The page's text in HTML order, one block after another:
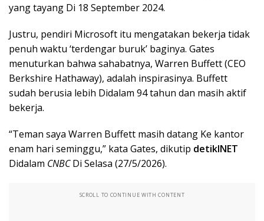
yang tayang Di 18 September 2024.
Justru, pendiri Microsoft itu mengatakan bekerja tidak
penuh waktu ‘terdengar buruk’ baginya. Gates
menuturkan bahwa sahabatnya, Warren Buffett (CEO
Berkshire Hathaway), adalah inspirasinya. Buffett
sudah berusia lebih Didalam 94 tahun dan masih aktif
bekerja.
“Teman saya Warren Buffett masih datang Ke kantor
enam hari seminggu,” kata Gates, dikutip detikINET
Didalam CNBCDi Selasa (27/5/2026).
SCROLL TO CONTINUE WITH CONTENT